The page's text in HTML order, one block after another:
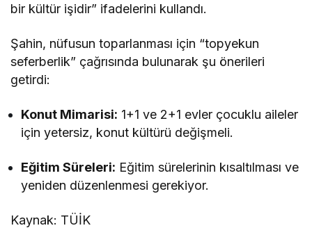
bir kültür işidir” ifadelerini kullandı.
Şahin, nüfusun toparlanması için “topyekun
seferberlik” çağrısında bulunarak şu önerileri
getirdi:
Konut Mimarisi: 1+1 ve 2+1 evler çocuklu aileler
için yetersiz, konut kültürü değişmeli.
Eğitim Süreleri: Eğitim sürelerinin kısaltılması ve
yeniden düzenlenmesi gerekiyor.
Kaynak: TÜİK